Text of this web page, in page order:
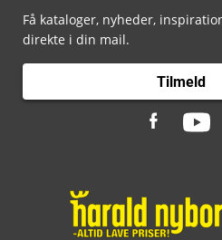
Få kataloger, nyheder,
direkte i din mail.
Tilmeld